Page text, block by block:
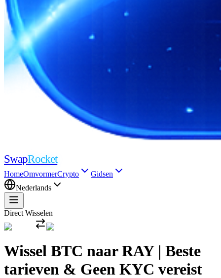
SwapRocket
HomeOmvormerCrypto
Gidsen
Nederlands
Direct Wisselen
Wissel BTC naar RAY | Beste
tarieven & Geen KYC vereist